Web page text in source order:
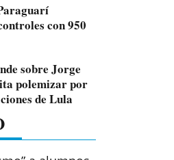
con 950
sobre Jorge
polemizar por
de Lula